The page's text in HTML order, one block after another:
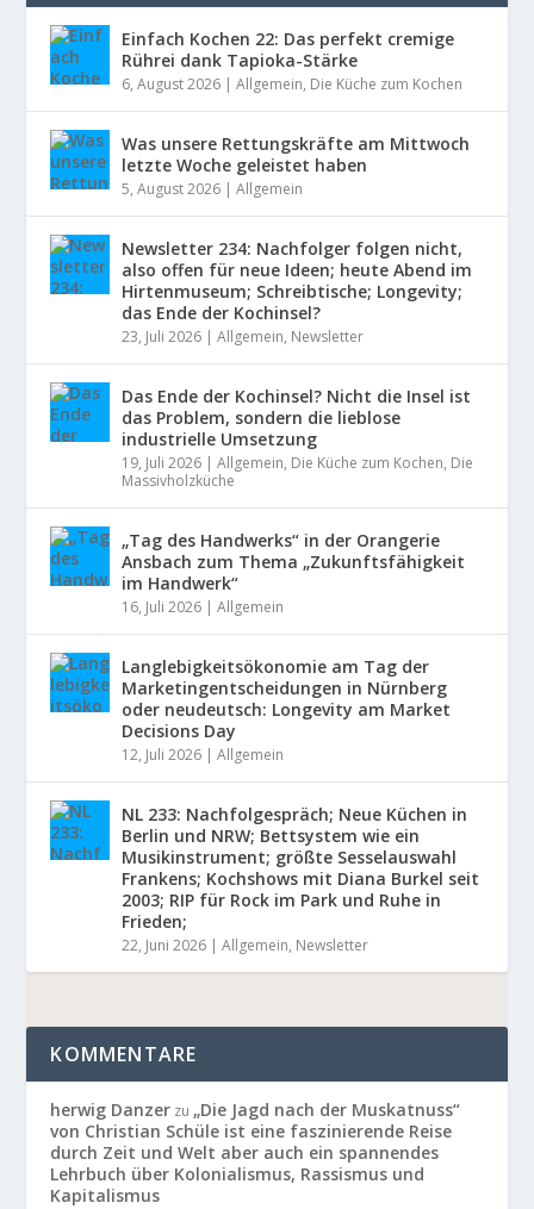
Einfach Kochen 22: Das perfekt cremige
Rührei dank Tapioka-Stärke
6, August 2026 |Allgemein, Die Küche zum Kochen
Was unsere Rettungskräfte am Mittwoch
letzte Woche geleistet haben
5, August 2026 |Allgemein
Newsletter 234: Nachfolger folgen nicht,
also offen für neue Ideen; heute Abend im
Hirtenmuseum; Schreibtische; Longevity;
das Ende der Kochinsel?
23, Juli 2026 |Allgemein, Newsletter
Das Ende der Kochinsel? Nicht die Insel ist
das Problem, sondern die lieblose
industrielle Umsetzung
19, Juli 2026 |Allgemein, Die Küche zum Kochen, Die
Massivholzküche
„Tag des Handwerks“ in der Orangerie
Ansbach zum Thema „Zukunftsfähigkeit
im Handwerk“
16, Juli 2026 |Allgemein
Langlebigkeitsökonomie am Tag der
Marketingentscheidungen in Nürnberg
oder neudeutsch: Longevity am Market
Decisions Day
12, Juli 2026 |Allgemein
NL 233: Nachfolgespräch; Neue Küchen in
Berlin und NRW; Bettsystem wie ein
Musikinstrument; größte Sesselauswahl
Frankens; Kochshows mit Diana Burkel seit
2003; RIP für Rock im Park und Ruhe in
Frieden;
22, Juni 2026 |Allgemein, Newsletter
KOMMENTARE
herwig Danzer zu„Die Jagd nach der Muskatnuss“
von Christian Schüle ist eine faszinierende Reise
durch Zeit und Welt aber auch ein spannendes
Lehrbuch über Kolonialismus, Rassismus und
Kapitalismus